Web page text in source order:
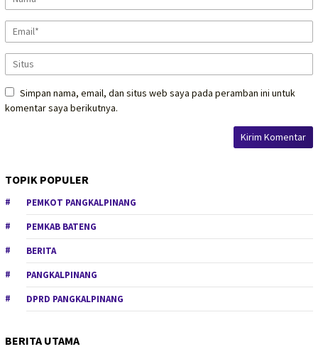
Simpan nama, email, dan situs web saya pada peramban ini untuk
komentar saya berikutnya.
TOPIK POPULER
PEMKOT PANGKALPINANG
PEMKAB BATENG
BERITA
PANGKALPINANG
DPRD PANGKALPINANG
BERITA UTAMA